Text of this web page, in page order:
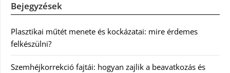
Bejegyzések
Plasztikai műtét menete és kockázatai: mire érdemes
felkészülni?
Szemhéjkorrekció fajtái: hogyan zajlik a beavatkozás és